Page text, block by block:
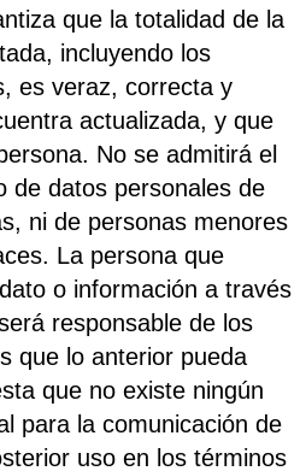
que la totalidad de la
incluyendo los
es veraz, correcta y
actualizada, y que
No se admitirá el
de datos personales de
ni de personas menores
La persona que
o información a través
responsable de los
que lo anterior pueda
que no existe ningún
para la comunicación de
uso en los términos